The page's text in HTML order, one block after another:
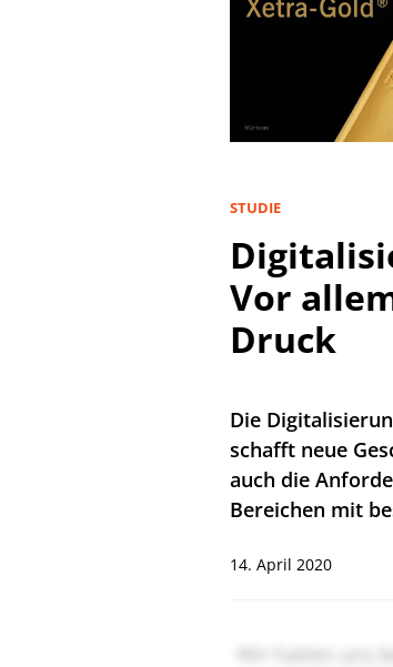
STUDIE
Vor
Druck
Die
schafft neue
auch die
Bereichen mit
14. April 2020